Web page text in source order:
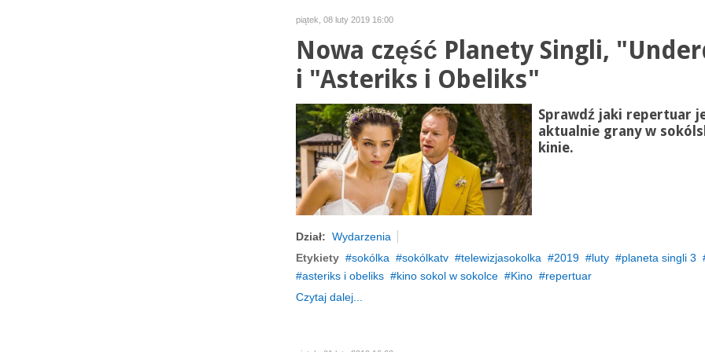
piątek, 08 luty 2019 16:00
Nowa część Planety Singli,
i "Asteriks i Obeliks"
Sprawdź jaki repertuar
aktualnie grany w
kinie.
Dział: Wydarzenia
Etykiety
sokólka sokólkatv telewizjasokolka 2019 luty planeta singli 3
asteriks i obeliks
kino sokol w sokolce Kino
repertuar
Czytaj dalej...